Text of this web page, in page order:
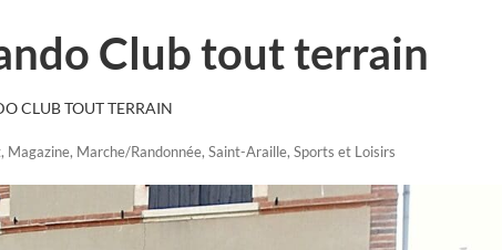
Club tout terrain
CLUB TOUT TERRAIN
, Magazine, Marche/Randonnée, Saint-Araille, Sports et Loisirs